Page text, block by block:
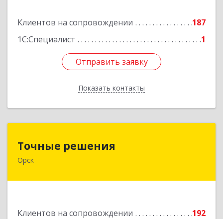
Клиентов на сопровождении
187
1С:Специалист
1
Отправить заявку
Показать контакты
Отправить заявку
Назад
Точные решения
Орск
Клиентов на сопровождении
192
Подробнее